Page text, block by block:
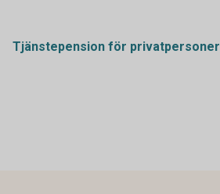
Tjänstepension för privatpersoner